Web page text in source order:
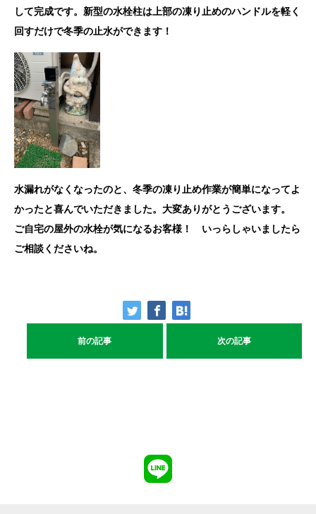
して完成です。新型の水栓柱は上部の凍り止めのハンドルを軽く
回すだけで冬季の止水ができます！
水漏れがなくなったのと、冬季の凍り止め作業が簡単になってよ
かったと喜んでいただきました。大変ありがとうございます。
ご自宅の屋外の水栓が気になるお客様！ いっらしゃいましたら
ご相談くださいね。
前の記事 次の記事